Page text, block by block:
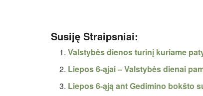
Susiję Straipsniai:
Valstybės dienos turinį kuriame
Liepos 6-ąjai – Valstybės dienai
Liepos 6-ąją ant Gedimino bokšto